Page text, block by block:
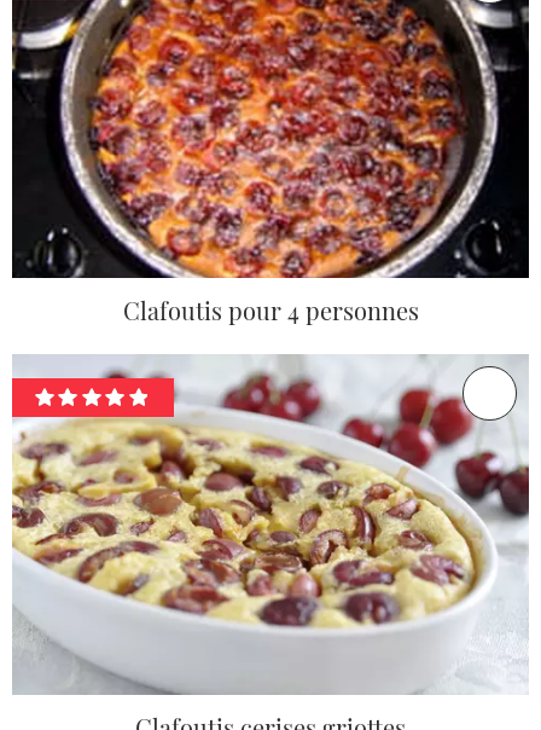
Clafoutis pour 4 personnes